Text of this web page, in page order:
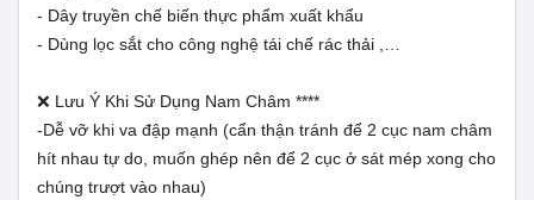
- Dây truyền chế biến thực phẩm xuất khẩu
- Dùng lọc sắt cho công nghệ tái chế rác thải ,…
❌ Lưu Ý Khi Sử Dụng Nam Châm ****
-Dễ vỡ khi va đập mạnh (cẩn thận tránh để 2 cục nam châm
hít nhau tự do, muốn ghép nên để 2 cục ở sát mép xong cho
chúng trượt vào nhau)